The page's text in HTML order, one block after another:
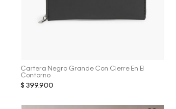
Cartera Negro Grande Con Cierre En El
Contorno
$ 399.900